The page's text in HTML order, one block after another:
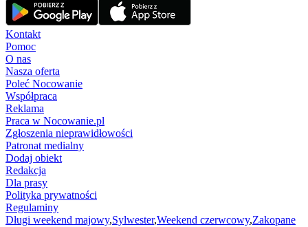
Kontakt
Pomoc
O nas
Nasza oferta
Poleć Nocowanie
Współpraca
Reklama
Praca w Nocowanie.pl
Zgłoszenia nieprawidłowości
Patronat medialny
Dodaj obiekt
Redakcja
Dla prasy
Polityka prywatności
Regulaminy
Długi weekend majowy,Sylwester,Weekend czerwcowy,Zakopane